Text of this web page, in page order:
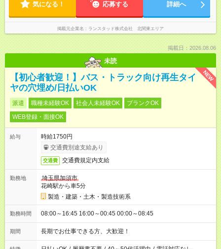
気になる！ 応募する 詳細へ
掲載元企業名 ランスタッド株式会社 北関東エリア
掲載日：2026.08.06
未読
NEW
【初心者歓迎！】バス・トラック向け再生タイ
ヤの穴埋め/日払いOK
派遣 職種未経験OK 社会人未経験OK
ブランクOK
WEB登録・面接OK
給与
時給1750円
交通費別途支給あり
交通費 交通費規定内支給
勤務地
埼玉県加須市
花崎駅から車5分
製造・建築・土木・製造技術系
勤務時間 08:00～16:45 16:00～00:45 00:00～08:45
期間 長期でお仕事できる方、大歓迎！